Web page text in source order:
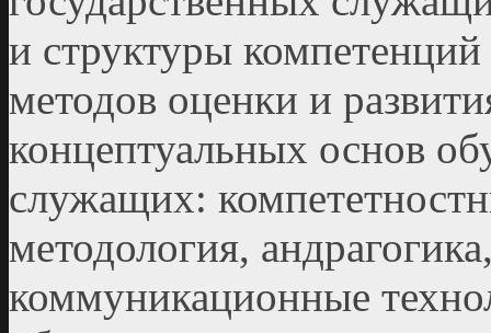
и структуры
методов оценки и
концептуальных основ
служащих:
методология,
коммуникационные